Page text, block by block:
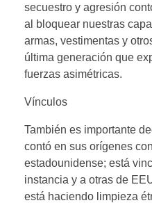
secuestro y agresión
al bloquear nuestras
armas, vestimentas y
última generación que
fuerzas asimétricas.
Vínculos
También es importante
contó en sus orígenes
estadounidense; está
instancia y a otras de
está haciendo limpieza